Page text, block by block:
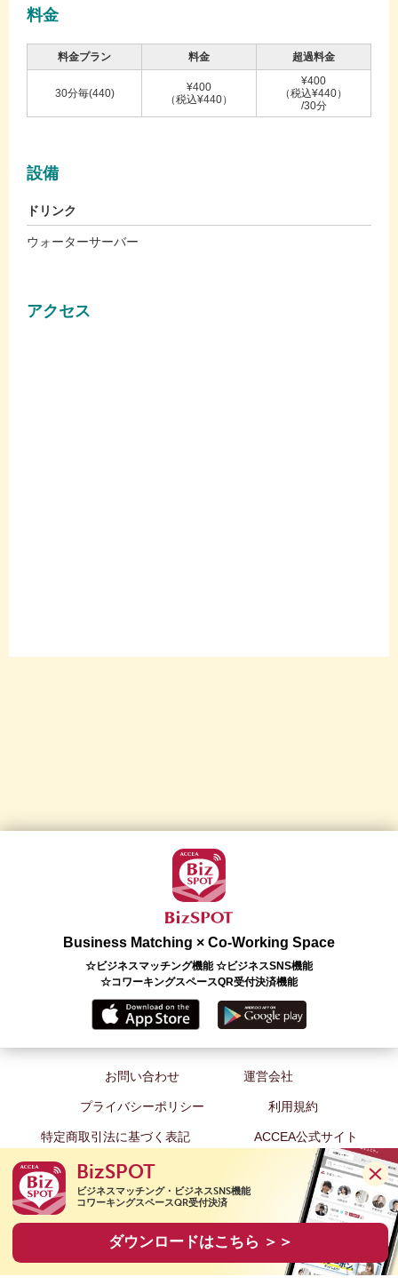
料金
料金プラン 料金 超過料金
30分毎(440)
¥400
（税込¥440）
¥400
（税込¥440）
/30分
設備
ドリンク
ウォーターサーバー
アクセス
Business Matching × Co-Working Space
☆ビジネスマッチング機能 ☆ビジネスSNS機能
☆コワーキングスペースQR受付決済機能
お問い合わせ 運営会社
プライバシーポリシー 利用規約
特定商取引法に基づく表記 ACCEA公式サイト
Copyright(C) 2020 ACCEA Co., Ltd. All Rights Reserved.
BizSPOT
ビジネスマッチング・ビジネスSNS機能
コワーキングスペースQR受付決済
ダウンロードはこちら ＞＞